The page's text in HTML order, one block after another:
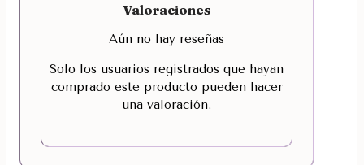
Valoraciones
Aún no hay reseñas
Solo los usuarios registrados que hayan
comprado este producto pueden hacer
una valoración.